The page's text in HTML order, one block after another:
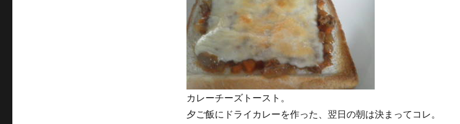
カレーチーズトースト。
夕ご飯にドライカレーを作った、翌日の朝は決まってコレ。